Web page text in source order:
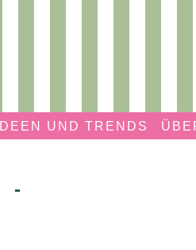
IDEEN UND TRENDS
-